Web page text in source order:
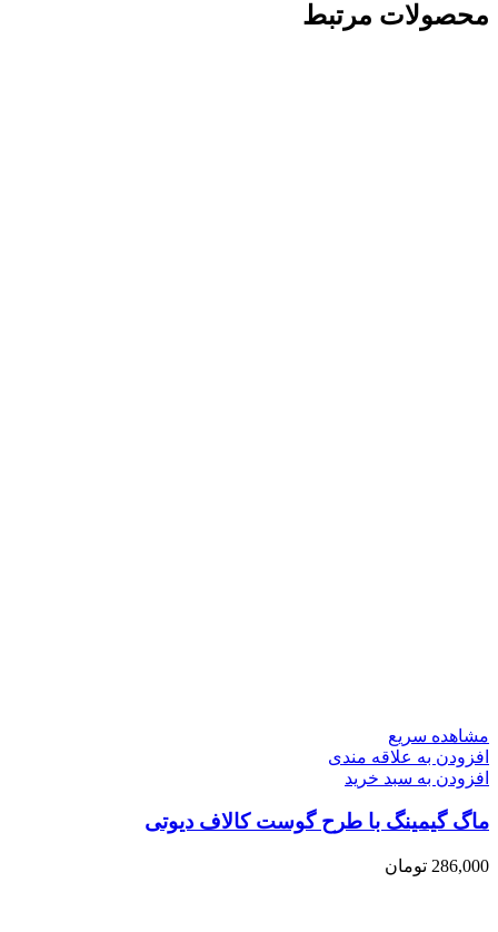
محصولات مرتبط
مشاهده سریع
افزودن به علاقه مندی
افزودن به سبد خرید
ماگ گیمینگ با طرح گوست کالاف دیوتی
286,000 تومان